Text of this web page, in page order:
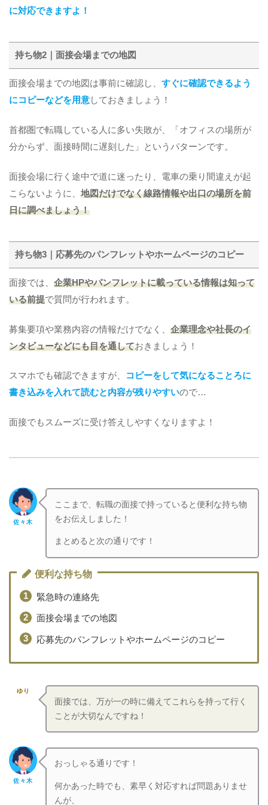
に対応できますよ！
持ち物2｜面接会場までの地図
面接会場までの地図は事前に確認し、 すぐに確認できるよう
にコピーなどを用意しておきましょう！
首都圏で転職している人に多い失敗が、「オフィスの場所が
分からず、面接時間に遅刻した」というパターンです。
面接会場に行く途中で道に迷ったり、電車の乗り間違えが起
こらないように、 地図だけでなく線路情報や出口の場所を前
日に調べましょう！
持ち物3｜応募先のパンフレットやホームページのコピー
面接では、 企業HPやパンフレットに載っている情報は知って
いる前提で質問が行われます。
募集要項や業務内容の情報だけでなく、 企業理念や社長のイ
ンタビューなどにも目を通しておきましょう！
スマホでも確認できますが、
コピーをして気になることろに
書き込みを入れて読むと内容が残りやすいので…
面接でもスムーズに受け答えしやすくなりますよ！
佐々木
ここまで、転職の面接で持っていると便利な持ち物
をお伝えしました！
まとめると次の通りです！
便利な持ち物
緊急時の連絡先
面接会場までの地図
応募先のパンフレットやホームページのコピー
ゆり
面接では、万が一の時に備えてこれらを持って行く
ことが大切なんですね！
佐々木
おっしゃる通りです！
何かあった時でも、素早く対応すれば問題ありませ
んが、